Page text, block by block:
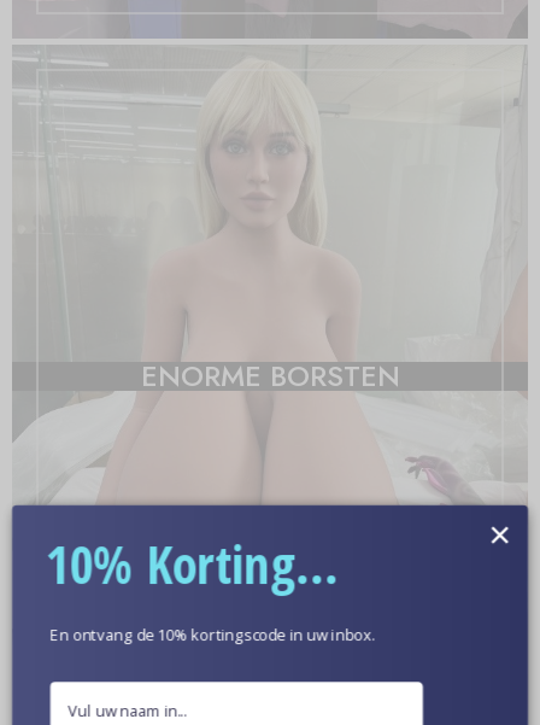
ENORME BORSTEN
10% Korting...
En ontvang de 10% kortingscode in uw inbox.
×